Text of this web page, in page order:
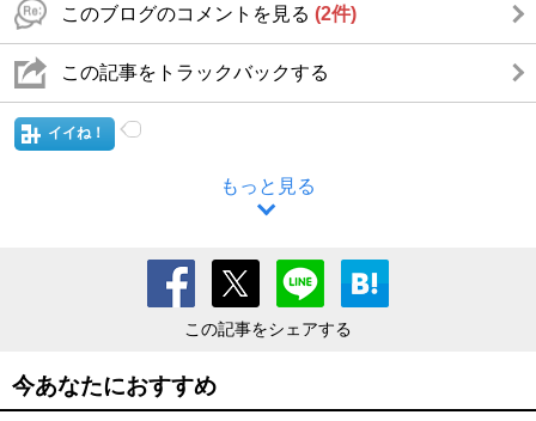
このブログのコメントを見る (2件)
この記事をトラックバックする
イイね！
もっと見る
この記事をシェアする
今あなたにおすすめ